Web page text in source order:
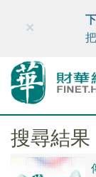
財華智庫
×
搜尋結果